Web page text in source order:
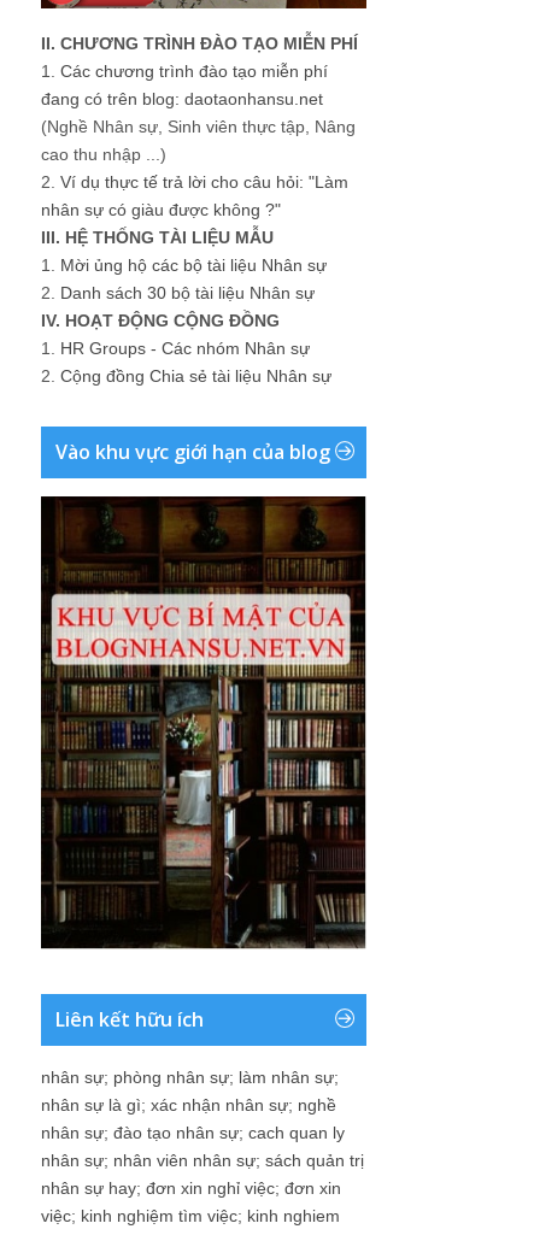
II. CHƯƠNG TRÌNH ĐÀO TẠO MIỄN PHÍ
1. Các chương trình đào tạo miễn phí
đang có trên blog: daotaonhansu.net
(Nghề Nhân sự, Sinh viên thực tập, Nâng
cao thu nhập ...)
2. Ví dụ thực tế trả lời cho câu hỏi: "Làm
nhân sự có giàu được không ?"
III. HỆ THỐNG TÀI LIỆU MẪU
1. Mời ủng hộ các bộ tài liệu Nhân sự
2. Danh sách 30 bộ tài liệu Nhân sự
IV. HOẠT ĐỘNG CỘNG ĐỒNG
1. HR Groups - Các nhóm Nhân sự
2. Cộng đồng Chia sẻ tài liệu Nhân sự
Vào khu vực giới hạn của blog
Liên kết hữu ích
nhân sự; phòng nhân sự; làm nhân sự;
nhân sự là gì; xác nhận nhân sự; nghề
nhân sự; đào tạo nhân sự; cach quan ly
nhân sự; nhân viên nhân sự; sách quản trị
nhân sự hay; đơn xin nghỉ việc; đơn xin
việc; kinh nghiệm tìm việc; kinh nghiem